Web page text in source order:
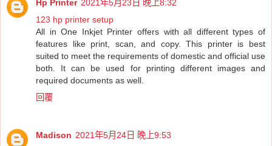
Hp Printer 2021年5月23日 晚上8:32
123 hp printer setup
All in One Inkjet Printer offers with all different types of
features like print, scan, and copy. This printer is best
suited to meet the requirements of domestic and official use
both. It can be used for printing different images and
required documents as well.
回覆
Madison 2021年5月24日 晚上9:53